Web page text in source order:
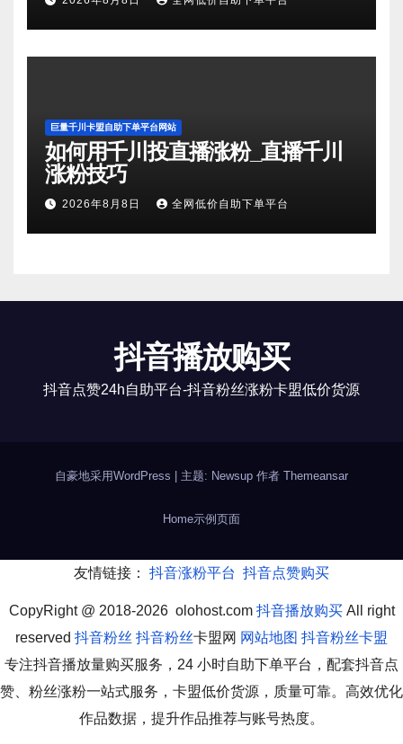
巨量千川卡盟自助下单平台网站
如何用千川投直播涨粉_直播千川
涨粉技巧
2026年8月8日 全网低价自助下单平台
抖音播放购买
抖音点赞24h自助平台-抖音粉丝涨粉卡盟低价货源
自豪地采用WordPress 主题: Newsup 作者 Themeansar
Home示例页面
友情链接： 抖音涨粉平台 抖音点赞购买
CopyRight @ 2018-2026 olohost.com 抖音播放购买All right
reserved 抖音粉丝 抖音粉丝卡盟网 网站地图 抖音粉丝卡盟
专注抖音播放量购买服务，24 小时自助下单平台，配套抖音点
赞、粉丝涨粉一站式服务，卡盟低价货源，质量可靠。高效优化
作品数据，提升作品推荐与账号热度。